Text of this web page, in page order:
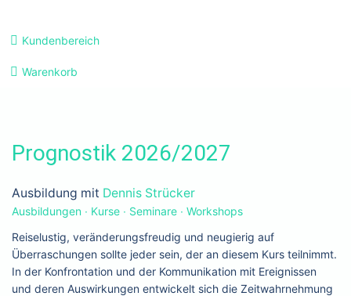
Navigation
überspringen
Kundenbereich
Warenkorb
Prognostik 2026/2027
Ausbildung mit Dennis Strücker
Ausbildungen ∙ Kurse ∙ Seminare ∙ Workshops
Reiselustig, veränderungsfreudig und neugierig auf
Überraschungen sollte jeder sein, der an diesem Kurs teilnimmt.
In der Konfrontation und der Kommunikation mit Ereignissen
und deren Auswirkungen entwickelt sich die Zeitwahrnehmung